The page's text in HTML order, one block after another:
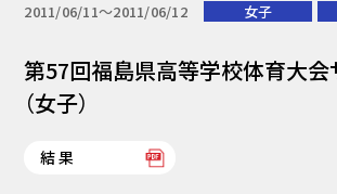
2011/06/11〜2011/06/12 女子
第57回福島県高等学校体育大
（女子）
結果